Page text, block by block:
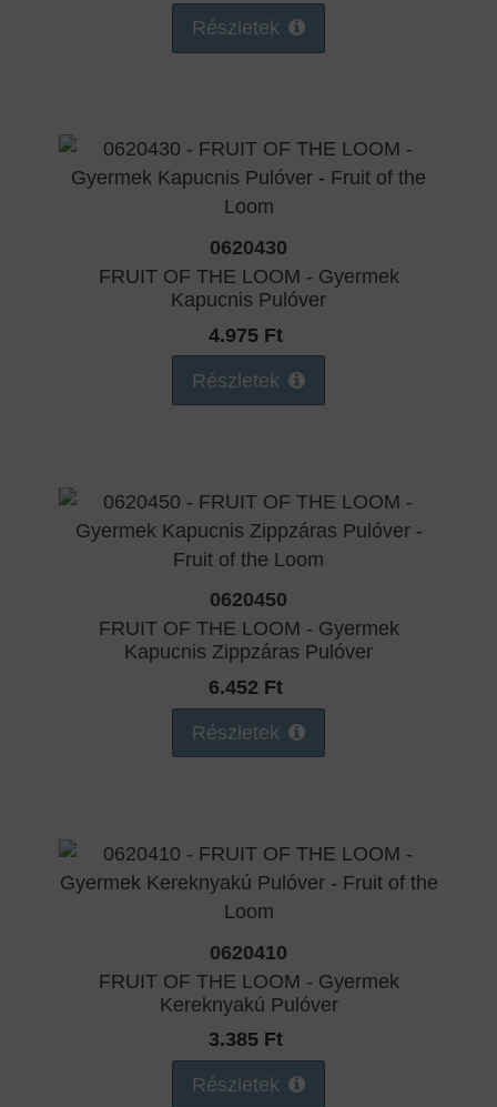
Részletek
0620430
FRUIT OF THE LOOM - Gyermek
Kapucnis Pulóver
4.975 Ft
Részletek
0620450
FRUIT OF THE LOOM - Gyermek
Kapucnis Zippzáras Pulóver
6.452 Ft
Részletek
0620410
FRUIT OF THE LOOM - Gyermek
Kereknyakú Pulóver
3.385 Ft
Részletek